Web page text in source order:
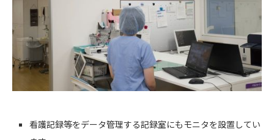
看護記録等をデータ管理する記録室にもモニタを設置してい